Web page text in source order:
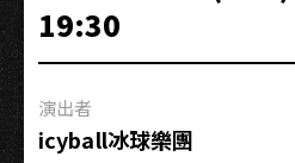
2023
Live
高
19:30
演出者
icyball冰球樂團